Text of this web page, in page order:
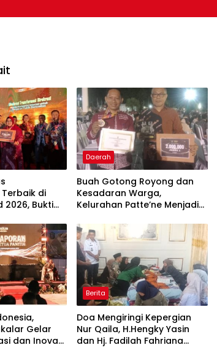
di
2026, Bukti
Daerah
Buah Gotong Royong dan
Kesadaran Warga,
Kelurahan Patte’ne Menjadi
Gelar
dan Inovasi
Berita
Doa Mengiringi Kepergian
Nur Qaila, H.Hengky Yasin
dan Hj. Fadilah Fahriana